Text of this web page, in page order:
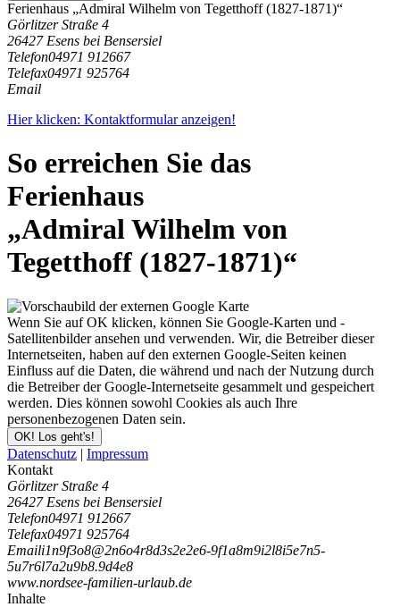
Ferienhaus „Admiral Wilhelm von Tegetthoff (1827-1871)“
Görlitzer Straße 4
26427 Esens bei Bensersiel
Telefon04971 912667
Telefax04971 925764
Email
Hier klicken: Kontaktformular anzeigen!
So erreichen Sie das
Ferienhaus
„Admiral Wilhelm von
Tegetthoff (1827-1871)“
Wenn Sie auf OK klicken, können Sie Google-Karten und -
Satellitenbilder ansehen und verwenden. Wir, die Betreiber dieser
Internetseiten, haben auf den externen Google-Seiten keinen
Einfluss auf die Daten, die während und nach der Nutzung durch
die Betreiber der Google-Internetseite gesammelt und gespeichert
werden. Dies können sowohl Cookies als auch Ihre
personenbezogenen Daten sein.
OK! Los geht's!
Datenschutz | Impressum
Kontakt
Görlitzer Straße 4
26427 Esens bei Bensersiel
Telefon04971 912667
Telefax04971 925764
Emaili1n9f3o8@2n6o4r8d3s2e2e6-9f1a8m9i2l8i5e7n5-
5u7r6l7a2u9b8.9d4e8
www.nordsee-familien-urlaub.de
Inhalte